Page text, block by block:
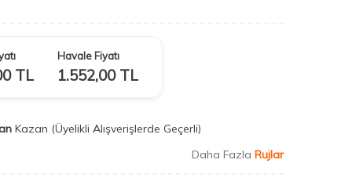
TL
Havale Fiyatı
1.552,00TL
Kazan (Üyelikli Alışverişlerde Geçerli)
Daha Fazla Rujlar